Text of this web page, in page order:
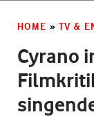
HOME » TV &
Cyrano